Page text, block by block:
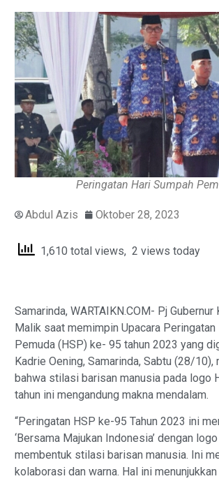
Peringatan Hari Sumpah
Abdul Azis Oktober 28, 2023
1,610 total views, 2 views today
Samarinda, WARTAIKN.COM- Pj
Malik saat memimpin Upacara Peringatan
Pemuda (HSP) ke- 95 tahun 2023 yang
Kadrie Oening, Samarinda, Sabtu (28/10),
bahwa stilasi barisan manusia pada logo
tahun ini mengandung makna mendalam.
“Peringatan HSP ke-95 Tahun 2023 ini
‘Bersama Majukan Indonesia’ dengan
membentuk stilasi barisan manusia. Ini
kolaborasi dan warna. Hal ini menunjukkan